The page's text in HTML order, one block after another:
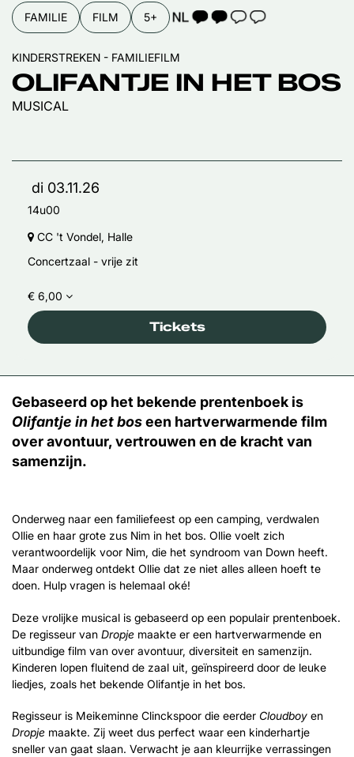
FAMILIE FILM 5+ TAALICOON 2
OLIFANTJE IN HET BOS
MUSICAL
KINDERSTREKEN - FAMILIEFILM
di 03.11.26
14u00
CC 't Vondel, Halle
Concertzaal - vrije zit
€ 6,00
Tickets
Gebaseerd op het bekende prentenboek is
Olifantje in het boseen hartverwarmende film
over avontuur, vertrouwen en de kracht van
samenzijn.
Onderweg naar een familiefeest op een camping, verdwalen
Ollie en haar grote zus Nim in het bos. Ollie voelt zich
verantwoordelijk voor Nim, die het syndroom van Down heeft.
Maar onderweg ontdekt Ollie dat ze niet alles alleen hoeft te
doen. Hulp vragen is helemaal oké!
Deze vrolijke musical is gebaseerd op een populair prentenboek.
De regisseur van Dropje maakte er een hartverwarmende en
uitbundige film van over avontuur, diversiteit en samenzijn.
Kinderen lopen fluitend de zaal uit, geïnspireerd door de leuke
liedjes, zoals het bekende Olifantje in het bos.
Regisseur is Meikeminne Clinckspoor die eerder Cloudboy en
Dropje maakte. Zij weet dus perfect waar een kinderhartje
sneller van gaat slaan. Verwacht je aan kleurrijke verrassingen